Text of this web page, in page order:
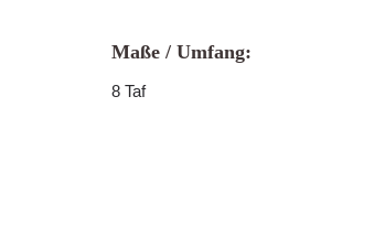
Maße / Umfang:
8 Taf